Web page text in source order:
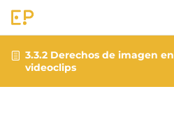
3.3.2 Derechos de imagen en
videoclips